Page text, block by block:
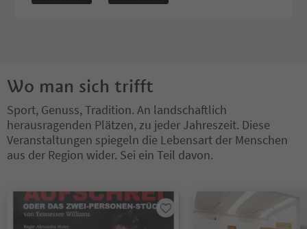
Wo man sich trifft
Sport, Genuss, Tradition. An landschaftlich
herausragenden Plätzen, zu jeder Jahreszeit. Diese
Veranstaltungen spiegeln die Lebensart der Menschen
aus der Region wider. Sei ein Teil davon.